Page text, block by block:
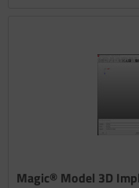
Magic® Model 3D